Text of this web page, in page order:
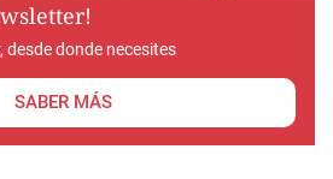
desde donde necesites
SABER MÁS